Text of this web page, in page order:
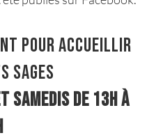
pour accueillir
sages
de 13h à